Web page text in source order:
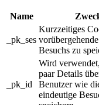
Name
_pk_ses
Kurzzeitiges
Besuchs zu
_pk_id
Wird
paar Details
Benutzer wie
eindeutige